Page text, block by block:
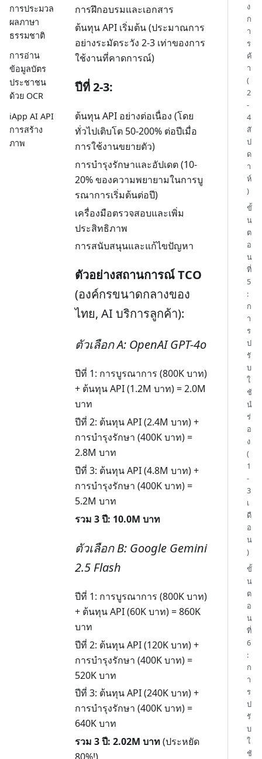
การประมวล
ผลภาษา
ธรรมชาติ
การอ่าน
ข้อมูลบัตร
ประชาชน
ด้วย OCR
iApp AI API
การสร้าง
ภาพ
การฝึกอบรมและเอกสาร
ต้นทุน API เริ่มต้น (ประมาณการ
อย่างระมัดระวัง 2-3 เท่าของการ
ใช้งานที่คาดการณ์)
ปีที่ 2-3:
ต้นทุน API อย่างต่อเนื่อง (โดย
ทั่วไปเติบโต 50-200% ต่อปีเมื่อ
การใช้งานขยายตัว)
การบำรุงรักษาและอัปเดต (10-
20% ของความพยายามในการบู
รณาการเริ่มต้นต่อปี)
เครื่องมือตรวจสอบและเพิ่ม
ประสิทธิภาพ
การสนับสนุนและแก้ไขปัญหา
ตัวอย่างสถานการณ์ TCO
(องค์กรขนาดกลางของ
ไทย, AI บริการลูกค้า):
ตัวเลือก A: OpenAI GPT-4o
ปีที่ 1: การบูรณาการ (800K บาท)
+ ต้นทุน API (1.2M บาท) = 2.0M
บาท
ปีที่ 2: ต้นทุน API (2.4M บาท) +
การบำรุงรักษา (400K บาท) =
2.8M บาท
ปีที่ 3: ต้นทุน API (4.8M บาท) +
การบำรุงรักษา (400K บาท) =
5.2M บาท
รวม 3 ปี: 10.0M บาท
ตัวเลือก B: Google Gemini
2.5 Flash
ปีที่ 1: การบูรณาการ (800K บาท)
+ ต้นทุน API (60K บาท) = 860K
บาท
ปีที่ 2: ต้นทุน API (120K บาท) +
การบำรุงรักษา (400K บาท) =
520K บาท
ปีที่ 3: ต้นทุน API (240K บาท) +
การบำรุงรักษา (400K บาท) =
640K บาท
รวม 3 ปี: 2.02M บาท(ประหยัด
ง
ก
า
ร
ค้
า
(
2
-
4
สั
ป
ด
า
ห์
)
ขั้
น
ต
อ
น
ที่
5
:
ก
า
ร
ป
รั
บ
ใ
ช้
นำ
ร่
อ
ง
(
1
-
3
เ
ดื
อ
น
)
ขั้
น
ต
อ
น
ที่
6
:
ก
า
ร
ป
รั
บ
ใ
ช้